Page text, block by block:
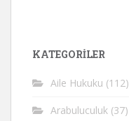
KATEGORİLER
Aile Hukuku (112)
Arabuluculuk (37)